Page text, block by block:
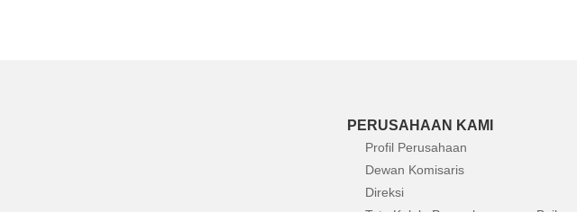
PERUSAHAAN KAMI
Profil Perusahaan
Dewan Komisaris
Direksi